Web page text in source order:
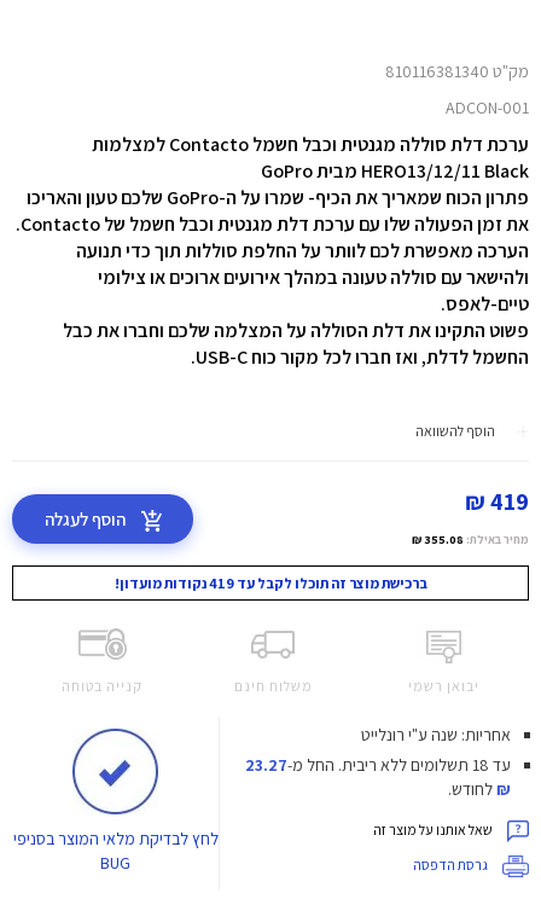
מק"ט 810116381340
ADCON-001
ערכת דלת סוללה מגנטית וכבל חשמל Contacto למצלמות
HERO13/12/11 Black מבית GoPro
פתרון הכוח שמאריך את הכיף- שמרו על ה-GoPro שלכם טעון והאריכו
את זמן הפעולה שלו עם ערכת דלת מגנטית וכבל חשמל של Contacto.
הערכה מאפשרת לכם לוותר על החלפת סוללות תוך כדי תנועה
ולהישאר עם סוללה טעונה במהלך אירועים ארוכים או צילומי
טיים-לאפס.
פשוט התקינו את דלת הסוללה על המצלמה שלכם וחברו את כבל
החשמל לדלת, ואז חברו לכל מקור כוח USB-C.
הוסף להשוואה
419 ₪
מחיר באילת: 355.08 ₪
הוסף לעגלה
ברכישת מוצר זה תוכלו לקבל עד 419 נקודות מועדון!
יבואן רשמי משלוח חינם קנייה בטוחה
אחריות: שנה ע"י רונלייט
עד 18 תשלומים ללא ריבית.
החל מ-23.27
₪לחודש.
שאל אותנו על מוצר זה
גרסת הדפסה
לחץלבדיקת מלאי המוצר בסניפי
BUG